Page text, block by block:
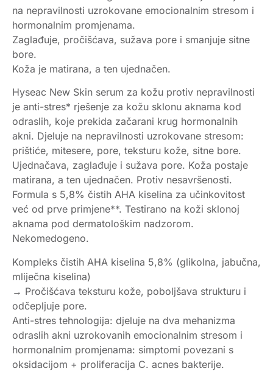
na nepravilnosti uzrokovane emocionalnim stresom i
hormonalnim promjenama.
Zaglađuje, pročišćava, sužava pore i smanjuje sitne
bore.
Koža je matirana, a ten ujednačen.
Hyseac New Skin serum za kožu protiv nepravilnosti
je anti-stres* rješenje za kožu sklonu aknama kod
odraslih, koje prekida začarani krug hormonalnih
akni. Djeluje na nepravilnosti uzrokovane stresom:
prištiće, mitesere, pore, teksturu kože, sitne bore.
Ujednačava, zaglađuje i sužava pore. Koža postaje
matirana, a ten ujednačen. Protiv nesavršenosti.
Formula s 5,8% čistih AHA kiselina za učinkovitost
već od prve primjene**. Testirano na koži sklonoj
aknama pod dermatološkim nadzorom.
Nekomedogeno.
Kompleks čistih AHA kiselina 5,8% (glikolna, jabučna,
mliječna kiselina)
→ Pročišćava teksturu kože, poboljšava strukturu i
odčepljuje pore.
Anti-stres tehnologija: djeluje na dva mehanizma
odraslih akni uzrokovanih emocionalnim stresom i
hormonalnim promjenama: simptomi povezani s
oksidacijom + proliferacija C. acnes bakterije.